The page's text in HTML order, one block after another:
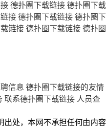
德扑圈下载链接 德扑圈下载
接 德扑圈下载链接 德扑圈下
链接 德扑圈下载链接 德扑圈
信息 德扑圈下载链接的友情
联系德扑圈下载链接 人员查
出处，本网不承担任何由内容